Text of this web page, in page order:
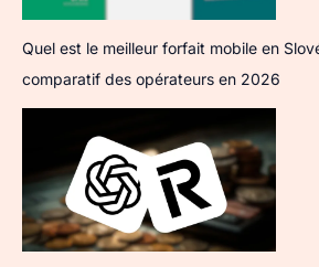
Quel est le meilleur forfait mobile en
comparatif des opérateurs en 2026